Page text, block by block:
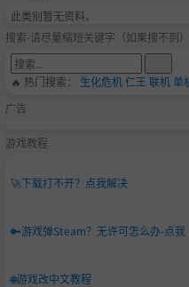
此类别暂无资料。
搜索-请尽量缩短关键字（如果搜不到）
🔥 热门搜索： 生化危机仁王 联机单
广告
游戏教程
🚀下载打不开？点我解决
🔑游戏弹Steam？无许可怎么办-点我
🌐游戏改中文教程